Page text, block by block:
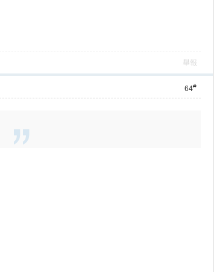
舉報
64#